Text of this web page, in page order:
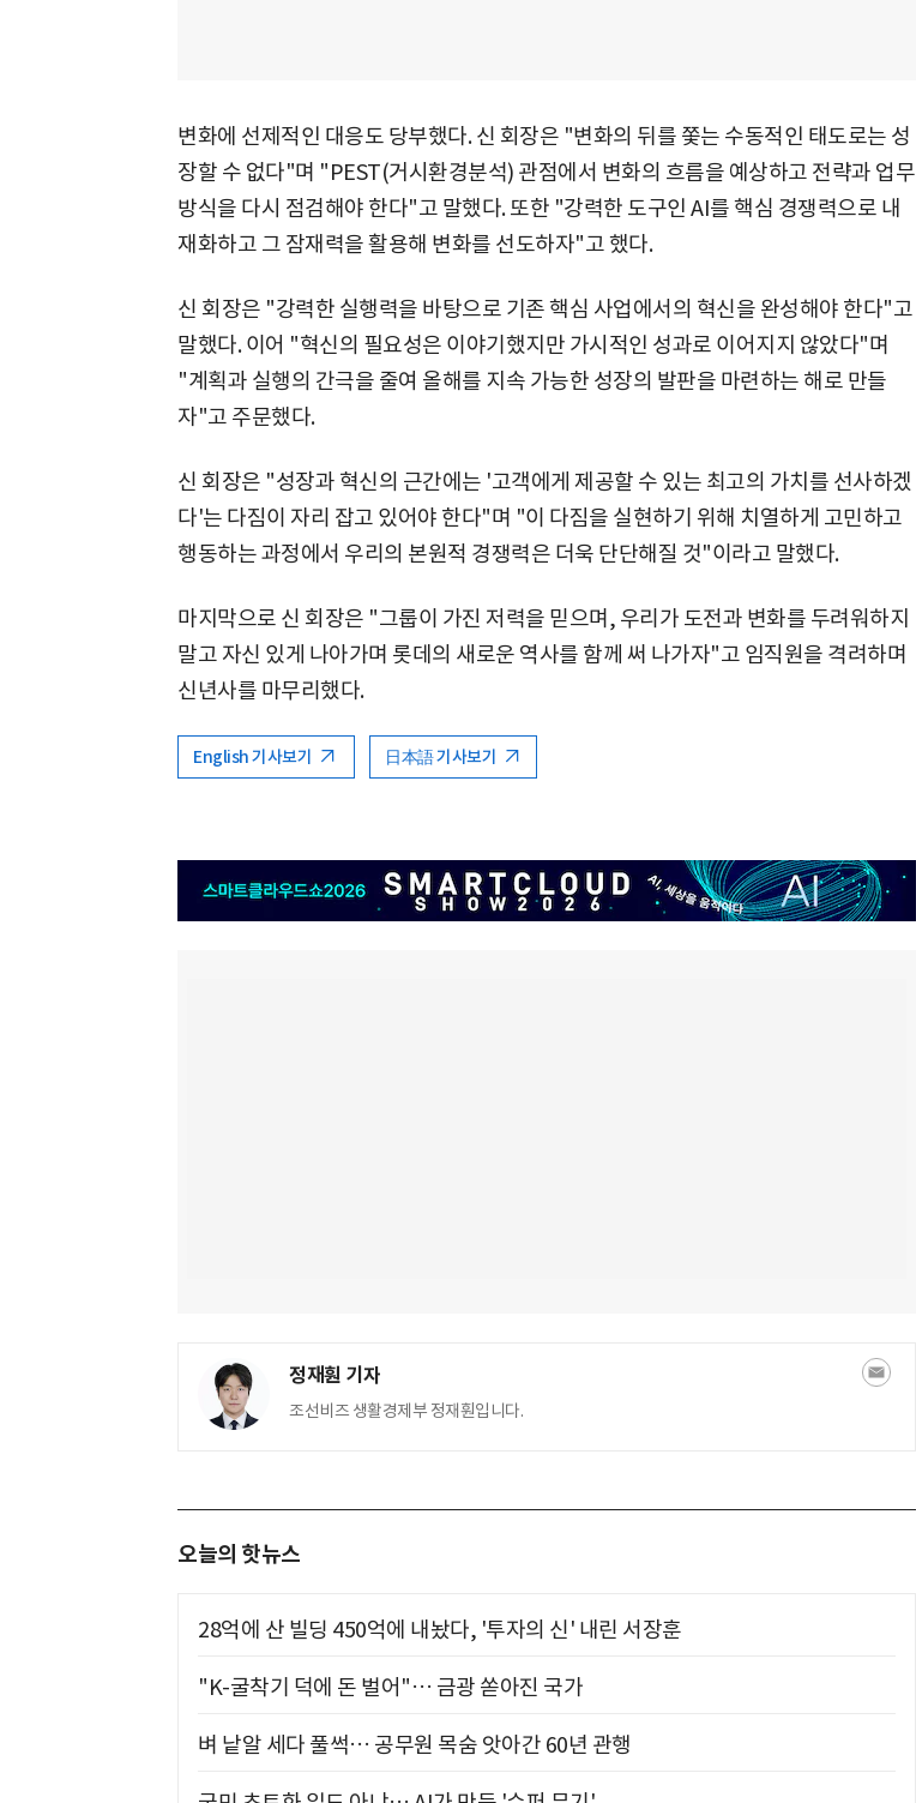
변화에 선제적인 대응도 당부했다. 신 회장은 "변화의 뒤를 쫓는 수동적인 태도로는 성
장할 수 없다"며 "PEST(거시환경분석) 관점에서 변화의 흐름을 예상하고 전략과 업무
방식을 다시 점검해야 한다"고 말했다. 또한 "강력한 도구인 AI를 핵심 경쟁력으로 내
재화하고 그 잠재력을 활용해 변화를 선도하자"고 했다.
신 회장은 "강력한 실행력을 바탕으로 기존 핵심 사업에서의 혁신을 완성해야 한다"고
말했다. 이어 "혁신의 필요성은 이야기했지만 가시적인 성과로 이어지지 않았다"며
"계획과 실행의 간극을 줄여 올해를 지속 가능한 성장의 발판을 마련하는 해로 만들
자"고 주문했다.
신 회장은 "성장과 혁신의 근간에는 '고객에게 제공할 수 있는 최고의 가치를 선사하겠
다'는 다짐이 자리 잡고 있어야 한다"며 "이 다짐을 실현하기 위해 치열하게 고민하고
행동하는 과정에서 우리의 본원적 경쟁력은 더욱 단단해질 것"이라고 말했다.
마지막으로 신 회장은 "그룹이 가진 저력을 믿으며, 우리가 도전과 변화를 두려워하지
말고 자신 있게 나아가며 롯데의 새로운 역사를 함께 써 나가자"고 임직원을 격려하며
신년사를 마무리했다.
English 기사보기 日本語 기사보기
정재훤 기자
조선비즈 생활경제부 정재훤입니다.
오늘의 핫뉴스
28억에 산 빌딩 450억에 내놨다, '투자의 신' 내린 서장훈
"K-굴착기 덕에 돈 벌어"… 금광 쏟아진 국가
벼 낱알 세다 풀썩… 공무원 목숨 앗아간 60년 관행